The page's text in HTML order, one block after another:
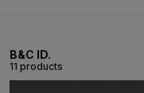
B&C ID.
11 products